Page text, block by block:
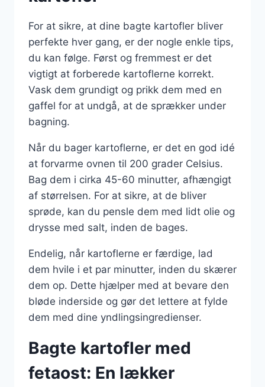
For at sikre, at dine bagte kartofler bliver
perfekte hver gang, er der nogle enkle tips,
du kan følge. Først og fremmest er det
vigtigt at forberede kartoflerne korrekt.
Vask dem grundigt og prikk dem med en
gaffel for at undgå, at de sprækker under
bagning.
Når du bager kartoflerne, er det en god idé
at forvarme ovnen til 200 grader Celsius.
Bag dem i cirka 45-60 minutter, afhængigt
af størrelsen. For at sikre, at de bliver
sprøde, kan du pensle dem med lidt olie og
drysse med salt, inden de bages.
Endelig, når kartoflerne er færdige, lad
dem hvile i et par minutter, inden du skærer
dem op. Dette hjælper med at bevare den
bløde inderside og gør det lettere at fylde
dem med dine yndlingsingredienser.
Bagte kartofler med
fetaost: En lækker